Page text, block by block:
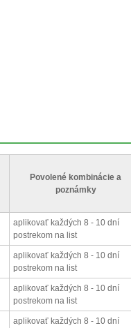
Povolené kombinácie a
poznámky
aplikovať každých 8 - 10 dní
postrekom na list
aplikovať každých 8 - 10 dní
postrekom na list
aplikovať každých 8 - 10 dní
postrekom na list
aplikovať každých 8 - 10 dní